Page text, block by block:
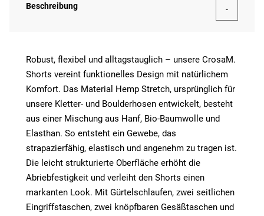
Beschreibung
Robust, flexibel und alltagstauglich – unsere CrosaM.
Shorts vereint funktionelles Design mit natürlichem
Komfort. Das Material Hemp Stretch, ursprünglich für
unsere Kletter- und Boulderhosen entwickelt, besteht
aus einer Mischung aus Hanf, Bio-Baumwolle und
Elasthan. So entsteht ein Gewebe, das
strapazierfähig, elastisch und angenehm zu tragen ist.
Die leicht strukturierte Oberfläche erhöht die
Abriebfestigkeit und verleiht den Shorts einen
markanten Look. Mit Gürtelschlaufen, zwei seitlichen
Eingriffstaschen, zwei knöpfbaren Gesäßtaschen und